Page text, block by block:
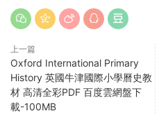
上一篇
Oxford International Primary
History 英國牛津國際小學曆史教
材 高清全彩PDF 百度雲網盤下
載-100MB